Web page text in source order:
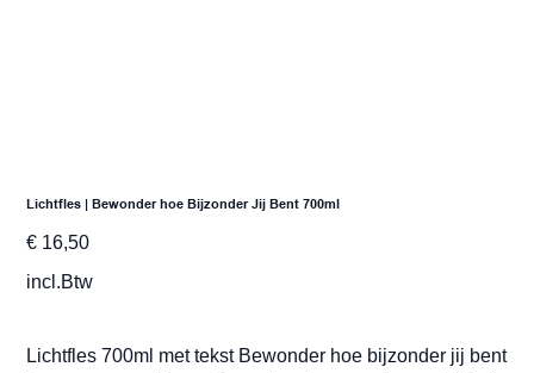
Lichtfles | Bewonder hoe Bijzonder Jij Bent 700ml
Prijs
€ 16,50
incl.Btw
Lichtfles 700ml met tekst Bewonder hoe bijzonder jij bent